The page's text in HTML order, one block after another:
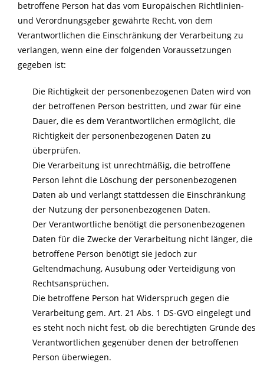
betroffene Person hat das vom Europäischen Richtlinien-
und Verordnungsgeber gewährte Recht, von dem
Verantwortlichen die Einschränkung der Verarbeitung zu
verlangen, wenn eine der folgenden Voraussetzungen
gegeben ist:
Die Richtigkeit der personenbezogenen Daten wird von
der betroffenen Person bestritten, und zwar für eine
Dauer, die es dem Verantwortlichen ermöglicht, die
Richtigkeit der personenbezogenen Daten zu
überprüfen.
Die Verarbeitung ist unrechtmäßig, die betroffene
Person lehnt die Löschung der personenbezogenen
Daten ab und verlangt stattdessen die Einschränkung
der Nutzung der personenbezogenen Daten.
Der Verantwortliche benötigt die personenbezogenen
Daten für die Zwecke der Verarbeitung nicht länger, die
betroffene Person benötigt sie jedoch zur
Geltendmachung, Ausübung oder Verteidigung von
Rechtsansprüchen.
Die betroffene Person hat Widerspruch gegen die
Verarbeitung gem. Art. 21 Abs. 1 DS-GVO eingelegt und
es steht noch nicht fest, ob die berechtigten Gründe des
Verantwortlichen gegenüber denen der betroffenen
Person überwiegen.